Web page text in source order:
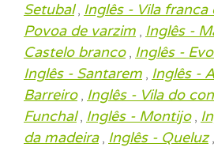
Setubal, Inglês - Vila franca
Povoa de varzim , Inglês -
Castelo branco, Inglês -
Inglês - Santarem , Inglês -
Barreiro, Inglês - Vila do
Funchal, Inglês - Montijo,
da madeira, Inglês - Queluz,